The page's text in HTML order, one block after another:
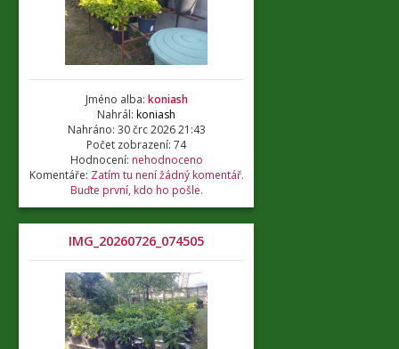
Jméno alba: koniash
Nahrál: koniash
Nahráno: 30 črc 2026 21:43
Počet zobrazení: 74
Hodnocení: nehodnoceno
Komentáře: Zatím tu není žádný komentář.
Buďte první, kdo ho pošle.
IMG_20260726_074505